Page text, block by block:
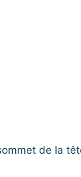
de la